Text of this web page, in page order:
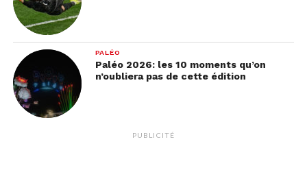
PALÉO
Paléo 2026: les 10 moments qu’on
n’oubliera pas de cette édition
PUBLICITÉ